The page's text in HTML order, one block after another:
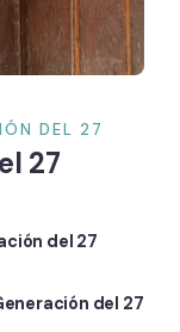
DEL 27
27
del 27
del 27